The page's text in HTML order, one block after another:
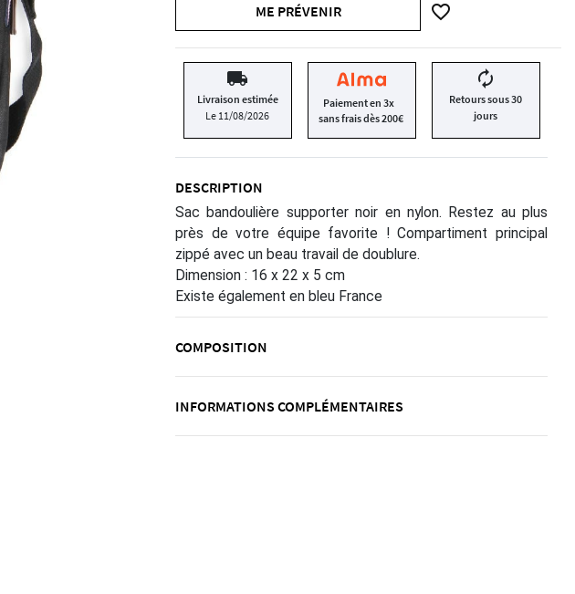
favorite_border
ME PRÉVENIR
local_shipping
Livraison estimée
Le 11/08/2026
Paiement en 3x
sans frais dès 200€
autorenew
Retours sous 30
jours
DESCRIPTION
Sac bandoulière supporter noir en nylon. Restez au plus
près de votre équipe favorite ! Compartiment principal
zippé avec un beau travail de doublure.
Dimension : 16 x 22 x 5 cm
Existe également en bleu France
COMPOSITION
INFORMATIONS COMPLÉMENTAIRES